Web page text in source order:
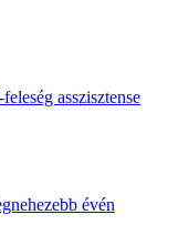
asszisztense
évén